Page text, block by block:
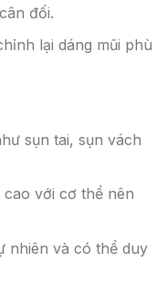
đối.
lại dáng mũi phù
sụn tai, sụn vách
với cơ thể nên
nhiên và có thể duy